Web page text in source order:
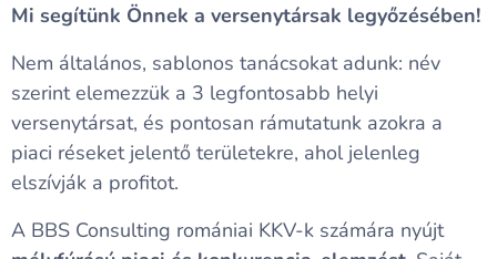
Mi segítünk Önnek a versenytársak legyőzésében!
Nem általános, sablonos tanácsokat adunk: név
szerint elemezzük a 3 legfontosabb helyi
versenytársat, és pontosan rámutatunk azokra a
piaci réseket jelentő területekre, ahol jelenleg
elszívják a profitot.
A BBS Consulting romániai KKV-k számára nyújt